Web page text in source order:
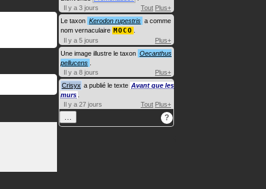
Il y a 3 jours
Tout Plus+
Le taxon Kerodon rupestris a comme
nom vernaculaire MOCO
Il y a 5 jours
Plus+
Une image illustre le taxon Oecanthus
pellucens
Il y a 8 jours
Plus+
Crisyx a publié le texte Avant que les
murs
Il y a 27 jours
Tout Plus+
… ?